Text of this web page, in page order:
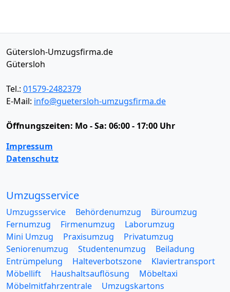
Gütersloh-Umzugsfirma.de
Gütersloh
Tel.: 01579-2482379
E-Mail: info@guetersloh-umzugsfirma.de
Öffnungszeiten: Mo - Sa: 06:00 - 17:00 Uhr
Impressum
Datenschutz
Umzugsservice
Umzugsservice Behördenumzug
Büroumzug
Fernumzug
Firmenumzug
Laborumzug
Mini Umzug
Praxisumzug
Privatumzug
Seniorenumzug
Studentenumzug
Beiladung
Entrümpelung
Halteverbotszone
Klaviertransport
Möbellift
Haushaltsauflösung
Möbeltaxi
Möbelmitfahrzentrale
Umzugskartons